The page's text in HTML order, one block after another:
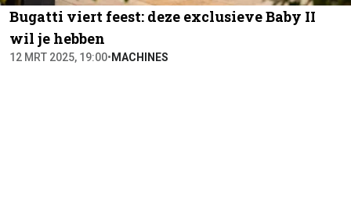
Bugatti viert feest: deze exclusieve Baby II
wil je hebben
12 MRT 2025, 19:00• MACHINES